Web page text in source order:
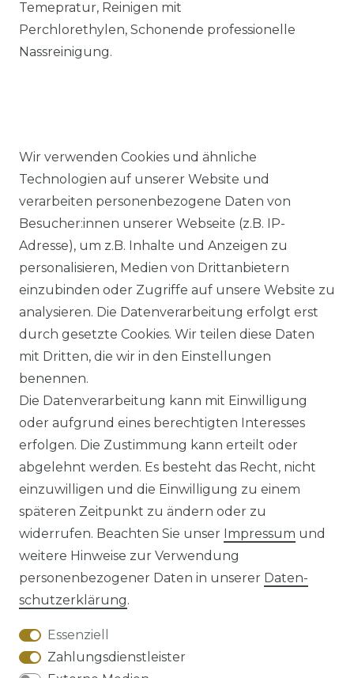
Temepratur, Reinigen mit
Perchlorethylen, Schonende professionelle
Nassreinigung.
Ähnlicher Artikel
Casa Moda - Comfort Fit -
Bügelfreies Herren Business
langarm Hemd mit extra
langen Arm (006882)
UVP 54,99 €
ab 39,99 € *
Impressum Daten­schutz­erklärung
AGB Barrierefreiheitserklärung
Wir verwenden Cookies und ähnliche
Technologien auf unserer Website und
verarbeiten personenbezogene Daten von
Besucher:innen unserer Webseite (z.B. IP-
Adresse), um z.B. Inhalte und Anzeigen zu
personalisieren, Medien von Drittanbietern
einzubinden oder Zugriffe auf unsere Website zu
analysieren. Die Datenverarbeitung erfolgt erst
durch gesetzte Cookies. Wir teilen diese Daten
mit Dritten, die wir in den Einstellungen
benennen.
Die Datenverarbeitung kann mit Einwilligung
oder aufgrund eines berechtigten Interesses
erfolgen. Die Zustimmung kann erteilt oder
abgelehnt werden. Es besteht das Recht, nicht
einzuwilligen und die Einwilligung zu einem
späteren Zeitpunkt zu ändern oder zu
widerrufen. Beachten Sie unser Impressum und
weitere Hinweise zur Verwendung
personenbezogener Daten in unserer Daten­
schutz­erklärung.
Essenziell
Zahlungsdienstleister